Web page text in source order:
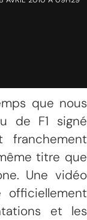
que nous
de F1 signé
titre que
Une vidéo
officiellement
et les